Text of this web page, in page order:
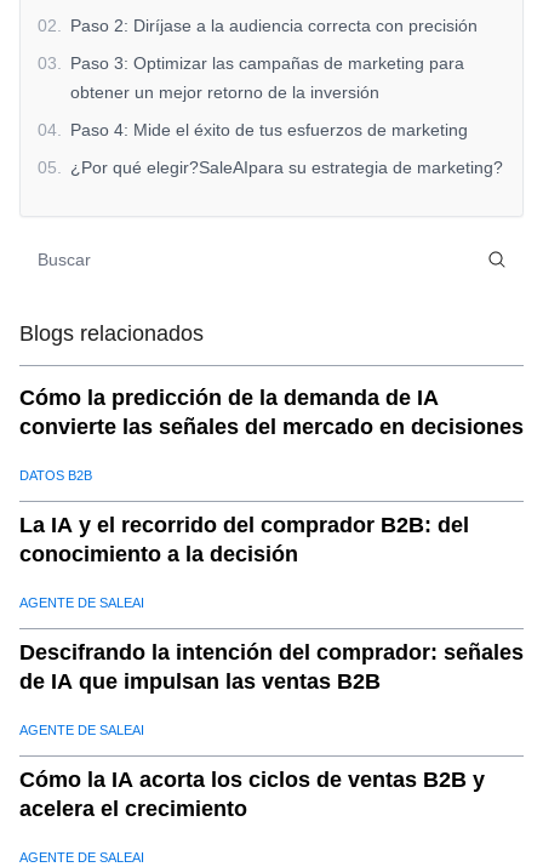
02
Paso 2: Diríjase a la audiencia correcta con precisión
03
Paso 3: Optimizar las campañas de marketing para
obtener un mejor retorno de la inversión
04
Paso 4: Mide el éxito de tus esfuerzos de marketing
05
¿Por qué elegir?SaleAIpara su estrategia de marketing?
Blogs relacionados
Cómo la predicción de la demanda de IA
convierte las señales del mercado en decisiones
DATOS B2B
La IA y el recorrido del comprador B2B: del
conocimiento a la decisión
AGENTE DE SALEAI
Descifrando la intención del comprador: señales
de IA que impulsan las ventas B2B
AGENTE DE SALEAI
Cómo la IA acorta los ciclos de ventas B2B y
acelera el crecimiento
AGENTE DE SALEAI